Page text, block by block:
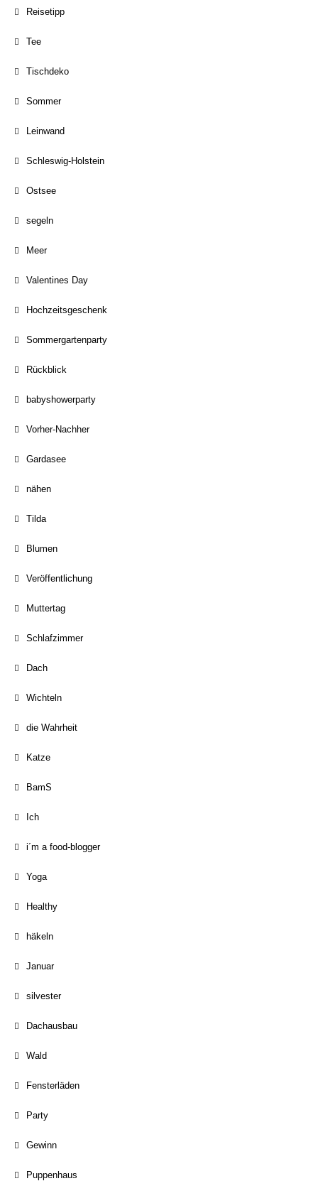
Reisetipp
Tee
Tischdeko
Sommer
Leinwand
Schleswig-Holstein
Ostsee
segeln
Meer
Valentines Day
Hochzeitsgeschenk
Sommergartenparty
Rückblick
babyshowerparty
Vorher-Nachher
Gardasee
nähen
Tilda
Blumen
Veröffentlichung
Muttertag
Schlafzimmer
Dach
Wichteln
die Wahrheit
Katze
BamS
Ich
i´m a food-blogger
Yoga
Healthy
häkeln
Januar
silvester
Dachausbau
Wald
Fensterläden
Party
Gewinn
Puppenhaus